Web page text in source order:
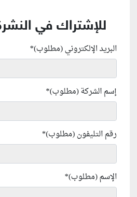
للإشتراك في
البريد الإلكتروني (مطلوب)*
إسم الشركة (مطلوب)*
رقم التليفون (مطلوب)*
الإسم (مطلوب)*